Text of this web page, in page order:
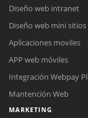
Diseño web intranet
Diseño web mini sitios
Aplicaciones moviles
APP web móviles
Integración Webpay
Mantención Web
MARKETING